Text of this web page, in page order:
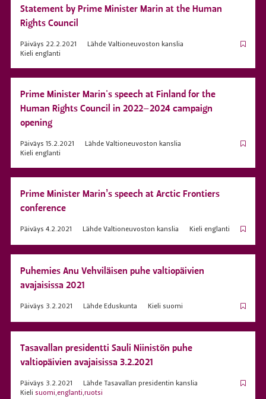
Statement by Prime Minister Marin at the Human
Rights Council
Päiväys 22.2.2021 LähdeValtioneuvoston kanslia
Kieli englanti
Prime Minister Marin's speech at Finland for the
Human Rights Council in 2022–2024 campaign
opening
Päiväys 15.2.2021 LähdeValtioneuvoston kanslia
Kieli englanti
Prime Minister Marin’s speech at Arctic Frontiers
conference
Päiväys 4.2.2021 LähdeValtioneuvoston kanslia Kieli englanti
Puhemies Anu Vehviläisen puhe valtiopäivien
avajaisissa 2021
Päiväys 3.2.2021 LähdeEduskunta Kieli suomi
Tasavallan presidentti Sauli Niinistön puhe
valtiopäivien avajaisissa 3.2.2021
Päiväys 3.2.2021 LähdeTasavallan presidentin kanslia
Kieli suomi,englanti,ruotsi